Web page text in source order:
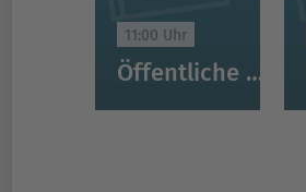
11:00 Uhr
Öffentliche Stadtführung Schwerin